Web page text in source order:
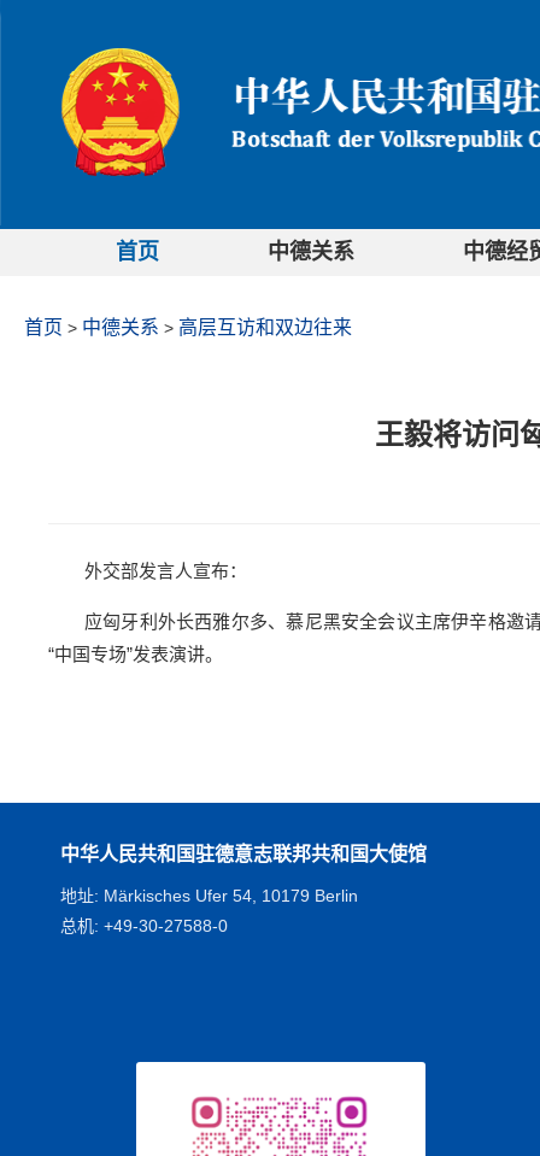
首页 中德关系 中德经
首页 > 中德关系 > 高层互访和双边往来
王毅将访问
外交部发言人宣布：
应匈牙利外长西雅尔多、慕尼黑安全会议主席伊辛格邀
“中国专场”发表演讲。
中华人民共和国驻德意志联邦共和国大使馆
地址: Märkisches Ufer 54, 10179 Berlin
总机: +49-30-27588-0